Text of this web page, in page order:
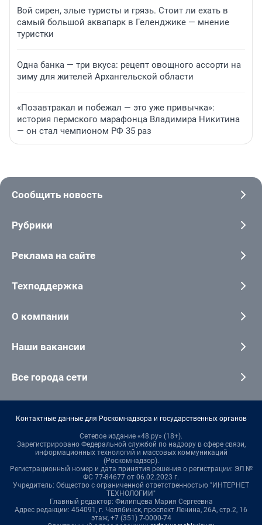
Вой сирен, злые туристы и грязь. Стоит ли ехать в
самый большой аквапарк в Геленджике — мнение
туристки
Одна банка — три вкуса: рецепт овощного ассорти на
зиму для жителей Архангельской области
«Позавтракал и побежал — это уже привычка»:
история пермского марафонца Владимира Никитина
— он стал чемпионом РФ 35 раз
Сообщить новость
Рубрики
Реклама на сайте
Техподдержка
О компании
Наши вакансии
Все города сети
Контактные данные для Роскомнадзора и государственных органов
Сетевое издание «48.ру» (18+).
Зарегистрировано Федеральной службой по надзору в сфере связи,
информационных технологий и массовых коммуникаций
(Роскомнадзор).
Регистрационный номер и дата принятия решения о регистрации: ЭЛ №
ФС 77-84677 от 06.02.2023 г.
Учредитель: Общество с ограниченной ответственностью "ИНТЕРНЕТ
ТЕХНОЛОГИИ"
Главный редактор: Филипцева Мария Сергеевна
Адрес редакции: 454091, г. Челябинск, проспект Ленина, 26А, стр.2, 16
этаж, +7 (351) 7-0000-74